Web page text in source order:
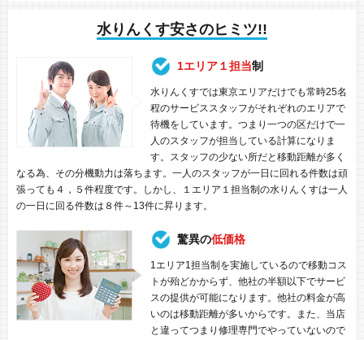
水りんくす安さのヒミツ!!
1エリア１担当制
水りんくすでは東京エリアだけでも常時25名
程のサービススタッフがそれぞれのエリアで
待機をしています。つまり一つの区だけで一
人のスタッフが担当している計算になりま
す。スタッフの少ない所だと移動距離が多く
なる為、その分機動力は落ちます。一人のスタッフが一日に回れる件数は頑
張っても４，５件程度です。しかし、１エリア１担当制の水りんくすは一人
の一日に回る件数は８件～13件に昇ります。
驚異の低価格
1エリア1担当制を実施しているので移動コス
トが殆どかからず、他社の半額以下でサービ
スの提供が可能になります。他社の料金が高
いのは移動距離が多いからです。また、当店
と違ってつまり修理専門でやっていないので